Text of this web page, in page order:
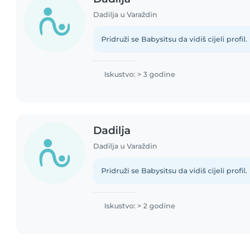
Dadilja u Varaždin
Pridruži se Babysitsu da vidiš cijeli profil.
Iskustvo: > 3 godine
Dadilja
Dadilja u Varaždin
Pridruži se Babysitsu da vidiš cijeli profil.
Iskustvo: > 2 godine